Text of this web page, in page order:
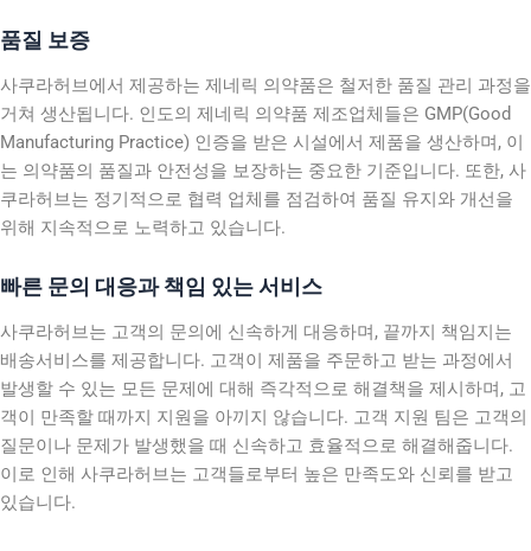
품질 보증
사쿠라허브에서 제공하는 제네릭 의약품은 철저한 품질 관리 과정을
거쳐 생산됩니다. 인도의 제네릭 의약품 제조업체들은 GMP(Good
Manufacturing Practice) 인증을 받은 시설에서 제품을 생산하며, 이
는 의약품의 품질과 안전성을 보장하는 중요한 기준입니다. 또한, 사
쿠라허브는 정기적으로 협력 업체를 점검하여 품질 유지와 개선을
위해 지속적으로 노력하고 있습니다.
빠른 문의 대응과 책임 있는 서비스
사쿠라허브는 고객의 문의에 신속하게 대응하며, 끝까지 책임지는
배송서비스를 제공합니다. 고객이 제품을 주문하고 받는 과정에서
발생할 수 있는 모든 문제에 대해 즉각적으로 해결책을 제시하며, 고
객이 만족할 때까지 지원을 아끼지 않습니다. 고객 지원 팀은 고객의
질문이나 문제가 발생했을 때 신속하고 효율적으로 해결해줍니다.
이로 인해 사쿠라허브는 고객들로부터 높은 만족도와 신뢰를 받고
있습니다.